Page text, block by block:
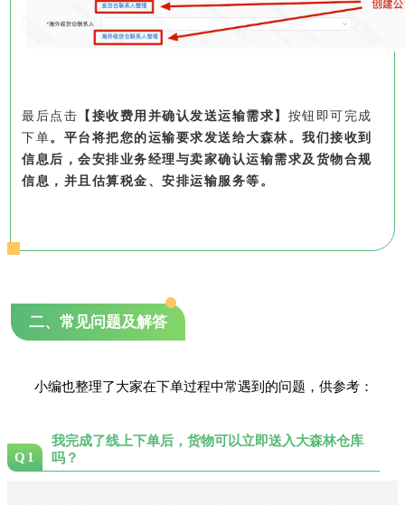
最后点击 【接收费用并确认发送运输需求】 按钮即可完成
下单。 平台将把您的运输要求发送给大森林。 我们接收到
信息后，会安排业务经理与卖家确认运输需求及货物合规
信息，并且估算税金、安排运输服务等。
二、常见问题及解答
小编也整理了大家在下单过程中常遇到的问题，供参考：
Q1
我完成了线上下单后，货物可以立即送入大森林仓库
吗？